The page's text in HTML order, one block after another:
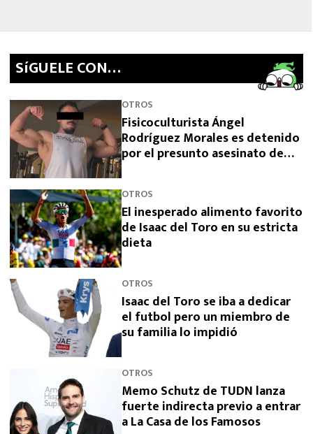
SíGUELE CON…
OTROS
Fisicoculturista Ángel
Rodríguez Morales es detenido
por el presunto asesinato de
OTROS
El inesperado alimento favorito
de Isaac del Toro en su estricta
dieta
OTROS
Isaac del Toro se iba a dedicar
el futbol pero un miembro de
su familia lo impidió
OTROS
Memo Schutz de TUDN lanza
fuerte indirecta previo a entrar
a La Casa de los Famosos